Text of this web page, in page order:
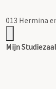
013 Hermina
Mijn Studiezaal